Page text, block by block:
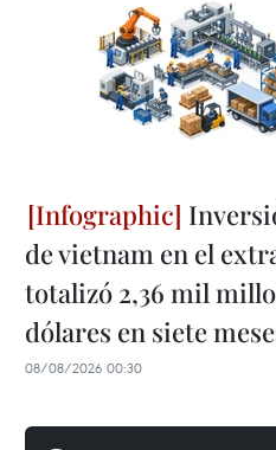
de vietnam en el
totalizó 2,36 mil
dólares en siete
08/08/2026 00:30